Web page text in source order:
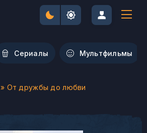
Сериалы Мультфильмы
» От дружбы до любви